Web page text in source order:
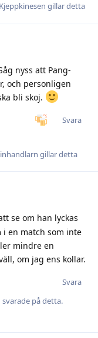
Kjeppkinesen gillar detta
nyss att Pang-
och personligen
bli skoj.
Svara
gillar detta
se om han lyckas
i en match som inte
mindre en
om jag ens kollar.
Svara
svarade på detta.